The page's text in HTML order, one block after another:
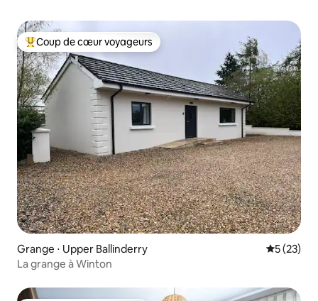
Coups de cœur voyageurs les plus appréciés
Coup de cœur voyageurs
Grange ⋅ Upper Ballinderry
5 (23)
La grange à Winton